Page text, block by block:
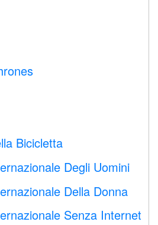
Bicicletta
Degli Uomini
Della Donna
Senza Internet